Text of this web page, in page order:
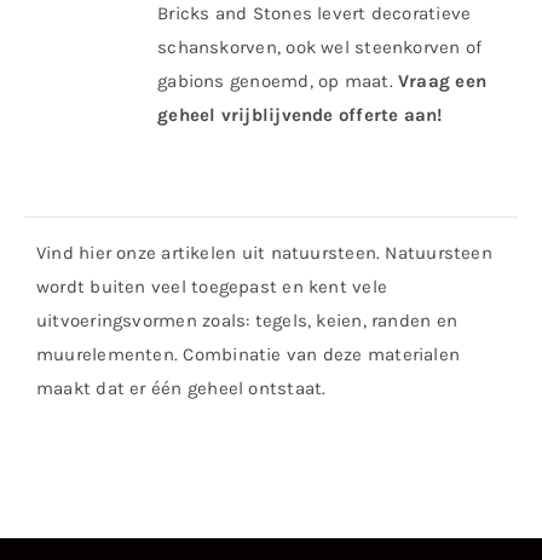
Bricks and Stones levert decoratieve
schanskorven, ook wel steenkorven of
gabions genoemd, op maat. Vraag een
geheel vrijblijvende offerte aan!
Vind hier onze artikelen uit natuursteen. Natuursteen
wordt buiten veel toegepast en kent vele
uitvoeringsvormen zoals: tegels, keien, randen en
muurelementen. Combinatie van deze materialen
maakt dat er één geheel ontstaat.